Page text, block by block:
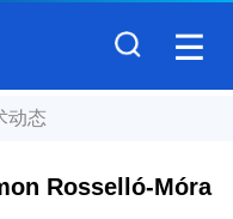
动态
Rosselló-Móra